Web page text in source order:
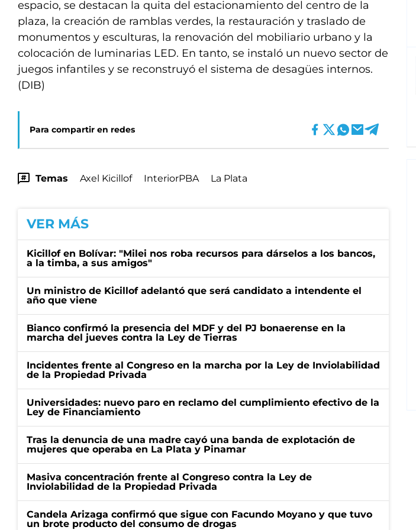
espacio, se destacan la quita del estacionamiento del centro de la
plaza, la creación de ramblas verdes, la restauración y traslado de
monumentos y esculturas, la renovación del mobiliario urbano y la
colocación de luminarias LED. En tanto, se instaló un nuevo sector de
juegos infantiles y se reconstruyó el sistema de desagües internos.
(DIB)
Para compartir en redes
Temas Axel Kicillof InteriorPBA La Plata
VER MÁS
Kicillof en Bolívar: "Milei nos roba recursos para dárselos a los bancos,
a la timba, a sus amigos"
Un ministro de Kicillof adelantó que será candidato a intendente el
año que viene
Bianco confirmó la presencia del MDF y del PJ bonaerense en la
marcha del jueves contra la Ley de Tierras
Incidentes frente al Congreso en la marcha por la Ley de Inviolabilidad
de la Propiedad Privada
Universidades: nuevo paro en reclamo del cumplimiento efectivo de la
Ley de Financiamiento
Tras la denuncia de una madre cayó una banda de explotación de
mujeres que operaba en La Plata y Pinamar
Masiva concentración frente al Congreso contra la Ley de
Inviolabilidad de la Propiedad Privada
Candela Arizaga confirmó que sigue con Facundo Moyano y que tuvo
un brote producto del consumo de drogas